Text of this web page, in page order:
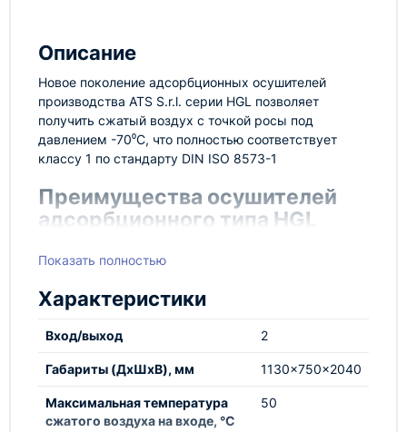
Описание
Новое поколение адсорбционных осушителей
производства ATS S.r.l. серии HGL позволяет
получить сжатый воздух с точкой росы под
давлением -70⁰С, что полностью соответствует
классу 1 по стандарту DIN ISO 8573-1
Преимущества осушителей
адсорбционного типа HGL
(10-15%)
(~ 0,14 бар)
Большой объем загрузочных емкостей, для
лучшей эффективности работы
энергосбережения за счет контроля точки
росы в режиме реального времени,
Показать полностью
Характеристики
Вход/выход 2
Габариты (ДхШхВ), мм 1130x750x2040
Максимальная температура
сжатого воздуха на входе, °C
50